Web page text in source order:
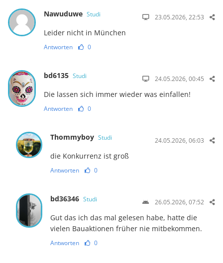
Nawuduwe Studi 23.05.2026, 22:53
Leider nicht in München
Antworten 0
bd6135 Studi 24.05.2026, 00:45
Die lassen sich immer wieder was einfallen!
Antworten 0
Thommyboy Studi 24.05.2026, 06:03
die Konkurrenz ist groß
Antworten 0
bd36346 Studi 26.05.2026, 07:52
Gut das ich das mal gelesen habe, hatte die
vielen Bauaktionen früher nie mitbekommen.
Antworten 0